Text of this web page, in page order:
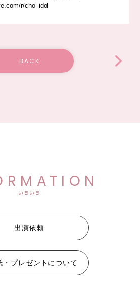
r/cho_idol
BACK
いろいろ
出演依頼
・プレゼントについて